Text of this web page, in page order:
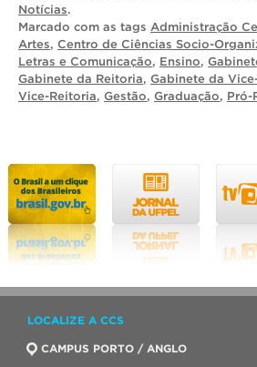
Notícias.
Marcado com as tags Administração
Artes, Centro de Ciências Socio-
Letras e Comunicação, Ensino,
Gabinete da Reitoria, Gabinete da
Vice-Reitoria, Gestão, Graduação, Pró-
LOCALIZE A CCS
CAMPUS PORTO / ANGLO